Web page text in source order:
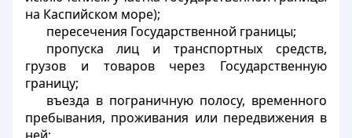
на Каспийском море);
пересечения Государственной границы;
пропуска лиц и транспортных средств,
грузов и товаров через Государственную
границу;
въезда в пограничную полосу, временного
пребывания, проживания или передвижения в